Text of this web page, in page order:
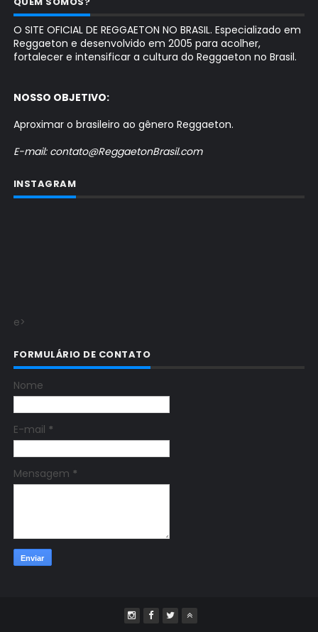
O SITE OFICIAL DE REGGAETON NO BRASIL. Especializado em
Reggaeton e desenvolvido em 2005 para acolher,
fortalecer e intensificar a cultura do Reggaeton no Brasil.
NOSSO OBJETIVO:
Aproximar o brasileiro ao gênero Reggaeton.
E-mail: contato@ReggaetonBrasil.com
INSTAGRAM
e>
FORMULÁRIO DE CONTATO
Nome
E-mail *
Mensagem *